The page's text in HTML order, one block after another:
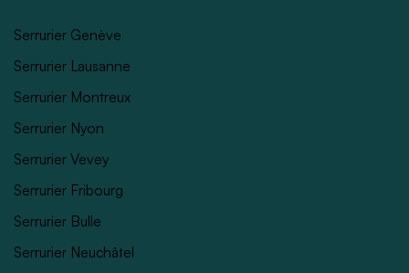
Serrurier Genève
Serrurier Lausanne
Serrurier Montreux
Serrurier Nyon
Serrurier Vevey
Serrurier Fribourg
Serrurier Bulle
Serrurier Neuchâtel